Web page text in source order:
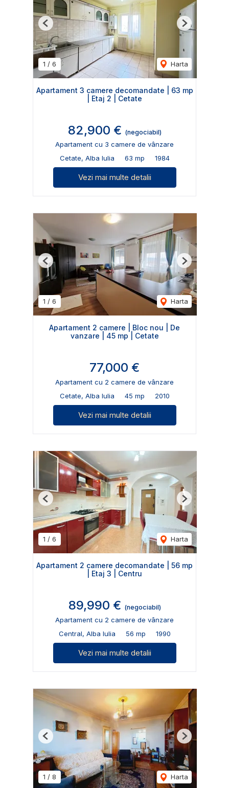
1 / 6 Harta
Previous Next
Apartament 3 camere decomandate | 63 mp
| Etaj 2 | Cetate
82,900 € (negociabil)
Apartament cu 3 camere de vânzare
Cetate, Alba Iulia
63 mp 1984
Vezi mai multe detalii
1 / 6 Harta
Previous Next
Apartament 2 camere | Bloc nou | De
vanzare | 45 mp | Cetate
77,000 €
Apartament cu 2 camere de vânzare
Cetate, Alba Iulia
45 mp 2010
Vezi mai multe detalii
1 / 6 Harta
Previous Next
Apartament 2 camere decomandate | 56 mp
| Etaj 3 | Centru
89,990 € (negociabil)
Apartament cu 2 camere de vânzare
Central, Alba Iulia
56 mp 1990
Vezi mai multe detalii
1 / 8 Harta
Previous Next